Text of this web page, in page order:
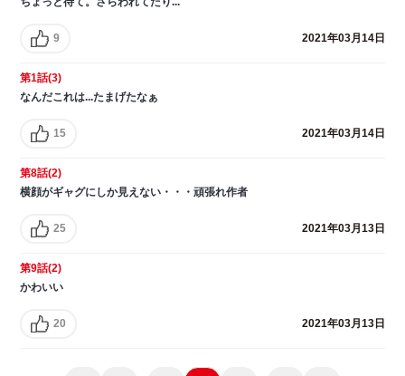
9 2021年03月14日
第1話(3)
なんだこれは...たまげたなぁ
15 2021年03月14日
第8話(2)
横顔がギャグにしか見えない・・・頑張れ作者
25 2021年03月13日
第9話(2)
かわいい
20 2021年03月13日